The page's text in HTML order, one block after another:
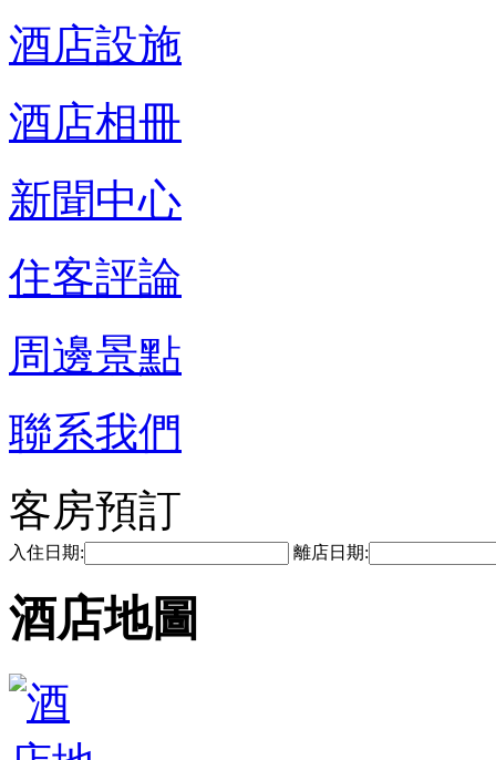
酒店設施
酒店相冊
新聞中心
住客評論
周邊景點
聯系我們
客房預訂
入住日期: 離店日期:
酒店地圖